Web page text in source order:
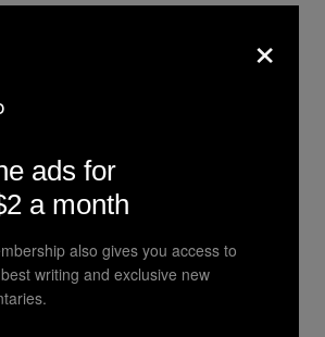
pas trop
sept ans que ce type
de viande crue
documente tout ce
ce bas monde
×
ads for
a month
also gives you access to
writing and exclusive new